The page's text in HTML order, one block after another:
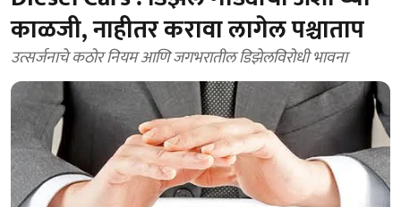
काळजी, नाहीतर करावा लागेल पश्चाताप
उत्सर्जनाचे कठोर नियम आणि जगभरातील डिझेलविरोधी भावना